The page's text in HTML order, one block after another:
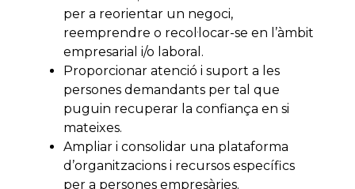
per a reorientar un negoci,
reemprendre o recol·locar-se en l’àmbit
empresarial i/o laboral.
Proporcionar atenció i suport a les
persones demandants per tal que
puguin recuperar la confiança en si
mateixes.
Ampliar i consolidar una plataforma
d’organitzacions i recursos específics
per a persones empresàries.